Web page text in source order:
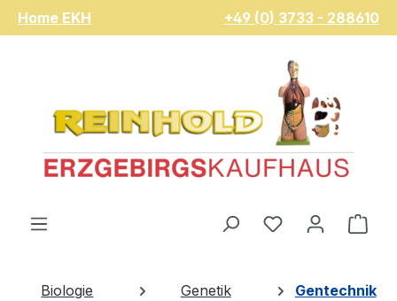
Zum Hauptinhalt springen
Home EKH +49 (0) 3733 - 288610
Du hast 0
Biologie Genetik Gentechnik